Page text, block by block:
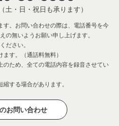
（土・日・祝日も承ります）
す。お問い合わせの際は、電話番号を今
の無いようお願い申し上げます。
ださい。
す。（通話料無料）
のため、全ての電話内容を録音させてい
する場合があります。
お問い合わせ